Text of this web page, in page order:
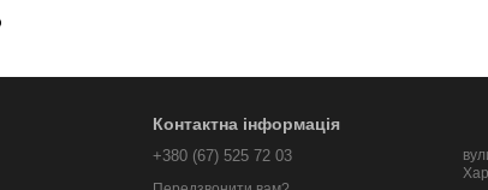
Контактна інформація
+380 (67) 525 72 03